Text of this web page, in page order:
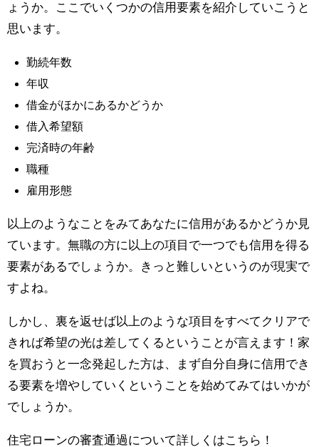
ょうか。ここでいくつかの信用要素を紹介していこうと
思います。
勤続年数
年収
借金がほかにあるかどうか
借入希望額
完済時の年齢
職種
雇用形態
以上のようなことをみてあなたに信用があるかどうか見
ています。無職の方に以上の項目で一つでも信用を得る
要素があるでしょうか。きっと難しいというのが現実で
すよね。
しかし、裏を返せば以上のような項目をすべてクリアで
きれば希望の光は差してくるということが言えます！家
を買おうと一念発起した方は、まず自分自身に信用でき
る要素を増やしていくということを始めてみてはいかが
でしょうか。
住宅ローンの審査通過について詳しくはこちら！